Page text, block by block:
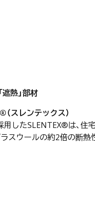
遮熱」部材
（スレンテックス）
したSLENTEX®は、住
スウールの約2倍の断